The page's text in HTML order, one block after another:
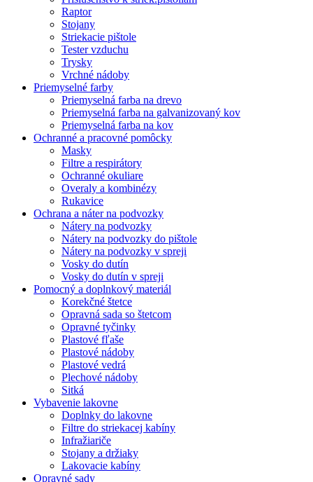
Raptor
Stojany
Striekacie pištole
Tester vzduchu
Trysky
Vrchné nádoby
Priemyselné farby
Priemyselná farba na drevo
Priemyselná farba na galvanizovaný kov
Priemyselná farba na kov
Ochranné a pracovné pomôcky
Masky
Filtre a respirátory
Ochranné okuliare
Overaly a kombinézy
Rukavice
Ochrana a náter na podvozky
Nátery na podvozky
Nátery na podvozky do pištole
Nátery na podvozky v spreji
Vosky do dutín
Vosky do dutín v spreji
Pomocný a doplnkový materiál
Korekčné štetce
Opravná sada so štetcom
Opravné tyčinky
Plastové fľaše
Plastové nádoby
Plastové vedrá
Plechové nádoby
Sitká
Vybavenie lakovne
Doplnky do lakovne
Filtre do striekacej kabíny
Infražiariče
Stojany a držiaky
Lakovacie kabíny
Opravné sady